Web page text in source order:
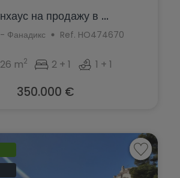
на продажу в ...
Фанадикс Ref. HO474670
m2 2 + 1 1 + 1
350.000 €